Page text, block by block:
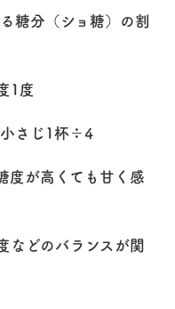
糖分（ショ糖）の割
1度
さじ1杯÷4
度が高くても甘く感
などのバランスが関